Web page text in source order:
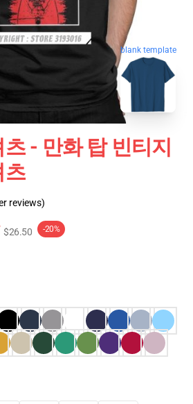
blank template
- 만화 탑 빈티지
츠
reviews)
$26.50 -20%